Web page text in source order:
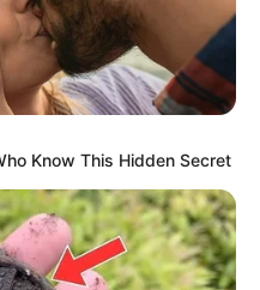
Know This Hidden Secret